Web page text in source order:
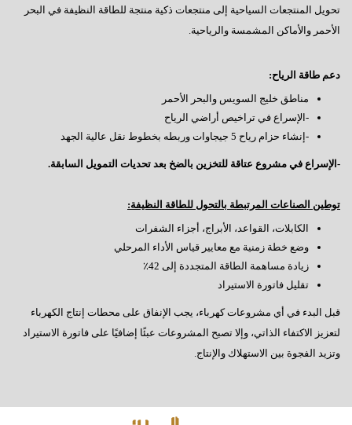
تحويل المنتجعات السياحية إلى منتجعات ذكية منتجة للطاقة النظيفة في البحر
الأحمر والأماكن المشمسة والرياحية.
دعم طاقة الرياح:
مناطق خليج السويس والبحر الأحمر
-الإسراع في تراخيص أراضي الرياح
-إنشاء حزام رياح 5 جيجاوات وربطه بخطوط نقل عالية الجهد
-الإسراع في مشروع عتاقة للتخزين بالضخ بعد تحديات التمويل السابقة.
توطين الصناعات المرتبطة بالتحول للطاقة النظيفة:
الكابلات، القواعد، الأبراج، أجزاء الشفرات
وضع خطة زمنية مع معايير قياس الأداء المرحلي
زيادة مساهمة الطاقة المتجددة إلى 42٪
تقليل فاتورة الاستيراد
قبل البدء في أي مشروعات كهرباء، يجب الإنفاق على محطات إنتاج الكهرباء
لتعزيز الاكتفاء الذاتي، وإلا تصبح المشروعات عبئًا إضافيًا على فاتورة الاستيراد
وتزيد الفجوة بين الاستهلاك والإنتاج.